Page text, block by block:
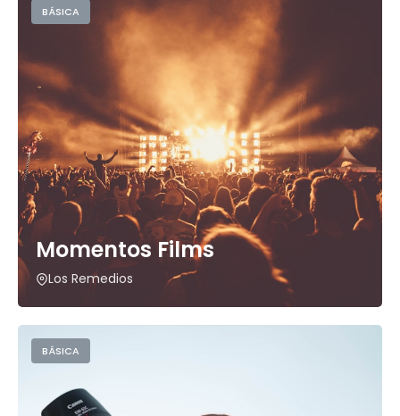
BÁSICA
Momentos Films
Los Remedios
BÁSICA